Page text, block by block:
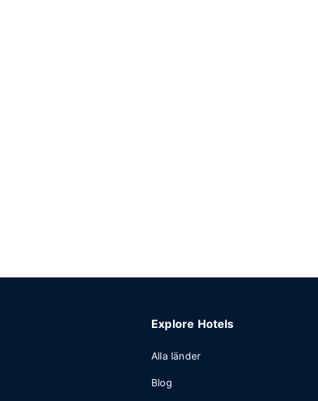
Explore Hotels
Alla länder
Blog